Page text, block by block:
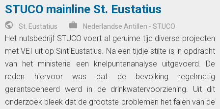
STUCO mainline St. Eustatius
St. Eustatius Nederlandse Antillen - STUCO
Het nutsbedrijf STUCO voert al geruime tijd diverse projecten
met VEI uit op Sint Eustatius. Na een tijdje stilte is in opdracht
van het ministerie een knelpuntenanalyse uitgevoerd. De
reden hiervoor was dat de bevolking regelmatig
gerantsoeneerd werd in de drinkwatervoorziening. Uit dit
onderzoek bleek dat de grootste problemen het falen van de